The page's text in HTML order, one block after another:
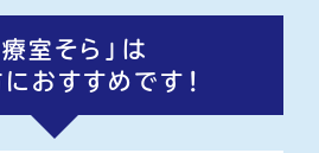
療室そら」は
おすすめです！